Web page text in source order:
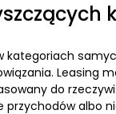
kategoriach
Leasing
do
albo